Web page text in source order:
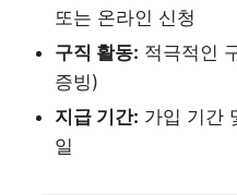
또는 온라인 신청
구직 활동: 적극적인
증빙)
지급 기간: 가입 기간
일